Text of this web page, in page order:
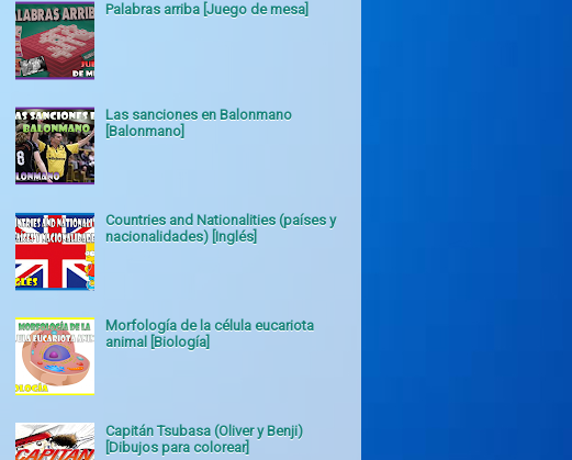
Palabras arriba [Juego de mesa]
Las sanciones en Balonmano
[Balonmano]
Countries and Nationalities (países y
nacionalidades) [Inglés]
Morfología de la célula eucariota
animal [Biología]
Capitán Tsubasa (Oliver y Benji)
[Dibujos para colorear]